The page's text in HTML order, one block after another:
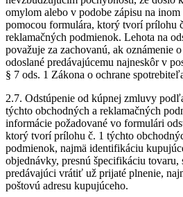
omylom alebo v podobe zápisu na
pomocou formulára, ktorý tvorí prílohu
reklamačných podmienok. Lehota na
považuje za zachovanú, ak oznámenie
odoslané predávajúcemu najneskôr v
§ 7 ods. 1 Zákona o ochrane
2.7. Odstúpenie od kúpnej zmluvy
týchto obchodných a reklamačných
informácie požadované vo formulári
ktorý tvorí prílohu č. 1 týchto
podmienok, najmä identifikáciu
objednávky, presnú špecifikáciu tovaru,
predávajúci vrátiť už prijaté plnenie,
poštovú adresu kupujúceho.